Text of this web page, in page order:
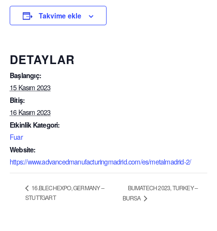
Takvime ekle
DETAYLAR
Başlangıç:
15 Kasım 2023
Bitiş:
16 Kasım 2023
Etkinlik Kategori:
Fuar
Website:
https://www.advancedmanufacturingmadrid.com/es/metalmadrid-2/
16.BLECHEXPO, GERMANY –
STUTTGART
BUMATECH 2023, TURKEY –
BURSA